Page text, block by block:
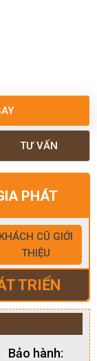
TƯ VẤN
PHÁT
KHÁCH CŨ GIỚI
THIỆU
TRIỂN
Bảo hành: